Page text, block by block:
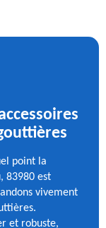
point la
83980 est
vivement
et robuste,